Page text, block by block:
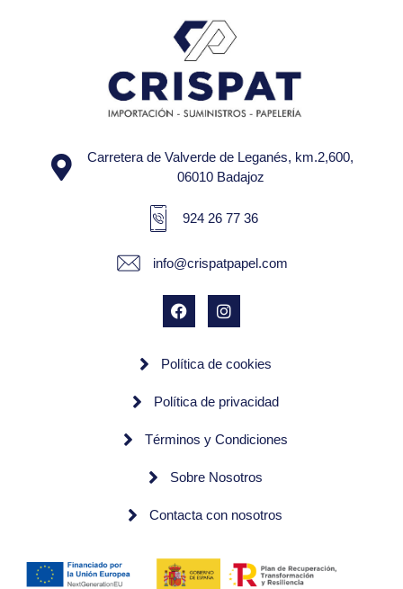
Carretera de Valverde de Leganés, km.2,600,
06010 Badajoz
924 26 77 36
info@crispatpapel.com
Política de cookies
Política de privacidad
Términos y Condiciones
Sobre Nosotros
Contacta con nosotros